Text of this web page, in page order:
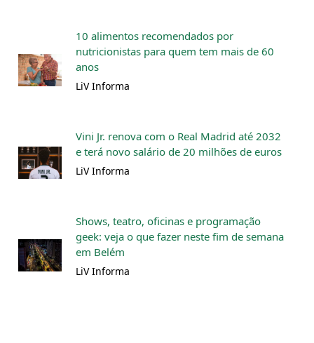
10 alimentos recomendados por
nutricionistas para quem tem mais de 60
anos
LiV Informa
Vini Jr. renova com o Real Madrid até 2032
e terá novo salário de 20 milhões de euros
LiV Informa
Shows, teatro, oficinas e programação
geek: veja o que fazer neste fim de semana
em Belém
LiV Informa